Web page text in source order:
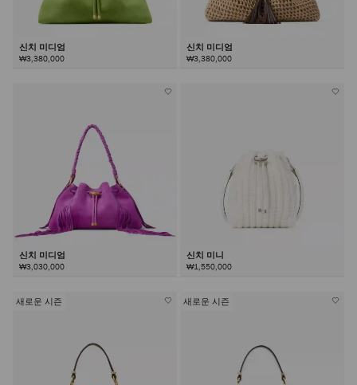
신치 미디엄
₩3,380,000
신치 미디엄
₩3,380,000
신치 미디엄
₩3,030,000
신치 미니
₩1,550,000
새로운 시즌 새로운 시즌